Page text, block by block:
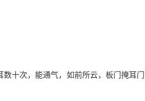
十次，能通气，如前所云，板门掩耳门